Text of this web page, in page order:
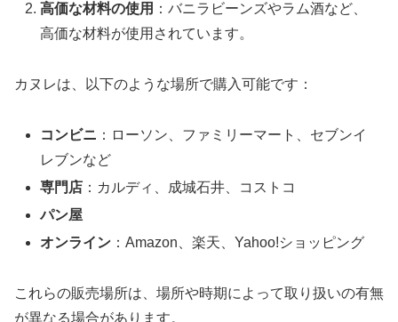
高価な材料の使用 ：バニラビーンズやラム酒など、
高価な材料が使用されています。
カヌレは、以下のような場所で購入可能です：
コンビニ ：ローソン、ファミリーマート、セブンイ
レブンなど
専門店 ：カルディ、成城石井、コストコ
パン屋
オンライン ：Amazon、楽天、Yahoo!ショッピング
これらの販売場所は、場所や時期によって取り扱いの有無
が異なる場合があります。